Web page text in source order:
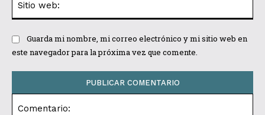
Guarda mi nombre, mi correo electrónico y mi sitio web en
este navegador para la próxima vez que comente.